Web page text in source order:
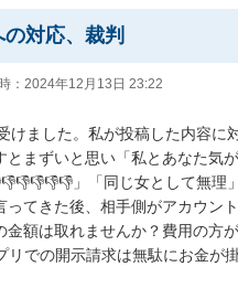
対応、裁判
： 2024年12月13日 23:22
けました。私が投稿した内容に
まずいと思い「私とあなた気
」「同じ女として無理
てきた後、相手側がアカウン
金額は取れませんか？費用の方
での開示請求は無駄にお金が